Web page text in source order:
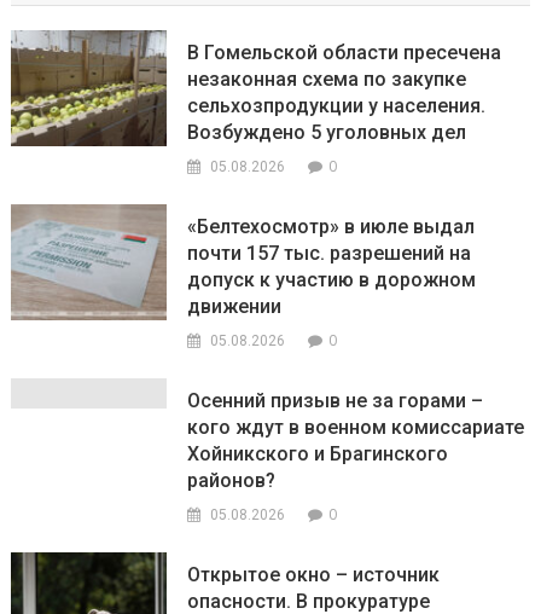
В Гомельской области пресечена
незаконная схема по закупке
сельхозпродукции у населения.
Возбуждено 5 уголовных дел
05.08.2026 0
«Белтехосмотр» в июле выдал
почти 157 тыс. разрешений на
допуск к участию в дорожном
движении
05.08.2026 0
Осенний призыв не за горами –
кого ждут в военном комиссариате
Хойникского и Брагинского
районов?
05.08.2026 0
Открытое окно – источник
опасности. В прокуратуре